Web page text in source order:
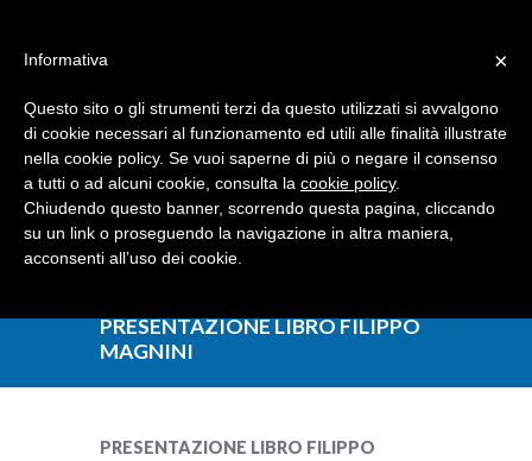
PRESENTAZIONE LIBRO FILIPPO
MAGNINI
PRESENTAZIONE LIBRO FILIPPO
×
Informativa
Questo sito o gli strumenti terzi da questo utilizzati si avvalgono
di cookie necessari al funzionamento ed utili alle finalità illustrate
nella cookie policy. Se vuoi saperne di più o negare il consenso
a tutti o ad alcuni cookie, consulta la cookie policy.
Chiudendo questo banner, scorrendo questa pagina, cliccando
su un link o proseguendo la navigazione in altra maniera,
acconsenti all’uso dei cookie.